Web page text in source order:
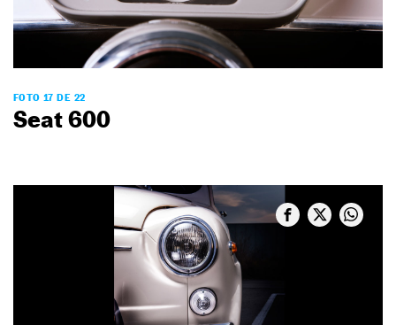
FOTO 17 DE 22
Seat 600